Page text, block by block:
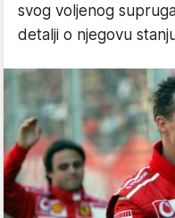
svog voljenog
detalji o njegovu